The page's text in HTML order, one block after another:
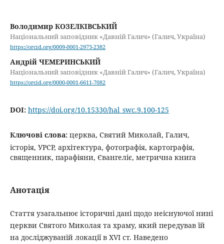
Володимир КОЗЕЛКІВСЬКИЙ
Національний заповідник «Давній Галич» (Галич, Україна)
https://orcid.org/0009-0001-2973-2382
Андрій ЧЕМЕРИНСЬКИЙ
Національний заповідник «Давній Галич» (Галич, Україна)
https://orcid.org/0000-0001-6611-7082
DOI: https://doi.org/10.15330/hal_swc.9.100-125
Ключові слова: церква, Святий Миколай, Галич,
історія, УРСР, архітектура, фотографія, картографія,
священник, парафіяни, Євангеліє, метрична книга
Анотація
Стаття узагальнює історичні дані щодо неіснуючої нині
церкви Святого Миколая та храму, який передував їй
на досліджуваній локації в XVI cт. Наведено